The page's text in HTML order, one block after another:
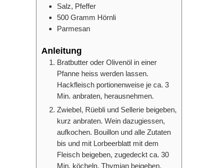
Salz, Pfeffer
500 Gramm Hörnli
Parmesan
Anleitung
Bratbutter oder Olivenöl in einer
Pfanne heiss werden lassen.
Hackfleisch portionenweise je ca. 3
Min. anbraten, herausnehmen.
Zwiebel, Rüebli und Sellerie beigeben,
kurz anbraten. Wein dazugiessen,
aufkochen. Bouillon und alle Zutaten
bis und mit Lorbeerblatt mit dem
Fleisch beigeben, zugedeckt ca. 30
Min. köcheln, Thymian beigeben,